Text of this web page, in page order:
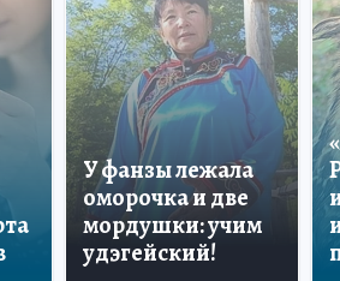
У фанзы лежала
оморочка и две
мордушки: учим
удэгейский!